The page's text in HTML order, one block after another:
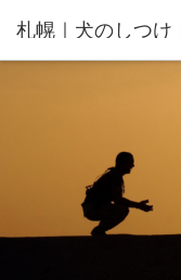
札幌｜犬のしつけ
んの家庭教師®️